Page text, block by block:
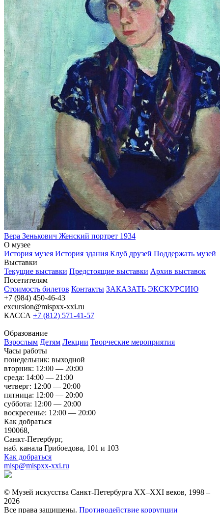
Вера Зенькович Женский портрет 1934
О музее
История музея История здания Клуб друзей Поддержать музей
Выставки
Текущие выставки Предстоящие выставки Архив выставок
Посетителям
Стоимость билетов Контакты ЗАКАЗАТЬ ЭКСКУРСИЮ
+7 (984) 450-46-43
excursion@mispxx-xxi.ru
КАССА +7 (812) 571-41-57
Образование
Взрослым Детям Лекции Творческие мероприятия
Часы работы
понедельник: выходной
вторник: 12:00 — 20:00
среда: 14:00 — 21:00
четверг: 12:00 — 20:00
пятница: 12:00 — 20:00
суббота: 12:00 — 20:00
воскресенье: 12:00 — 20:00
Как добраться
190068,
Санкт-Петербург,
наб. канала Грибоедова, 101 и 103
Как добраться
misp@mispxx-xxi.ru
© Музей искусства Санкт-Петербурга XX–XXI веков, 1998 –
2026
Все права защищены. Противодействие коррупции